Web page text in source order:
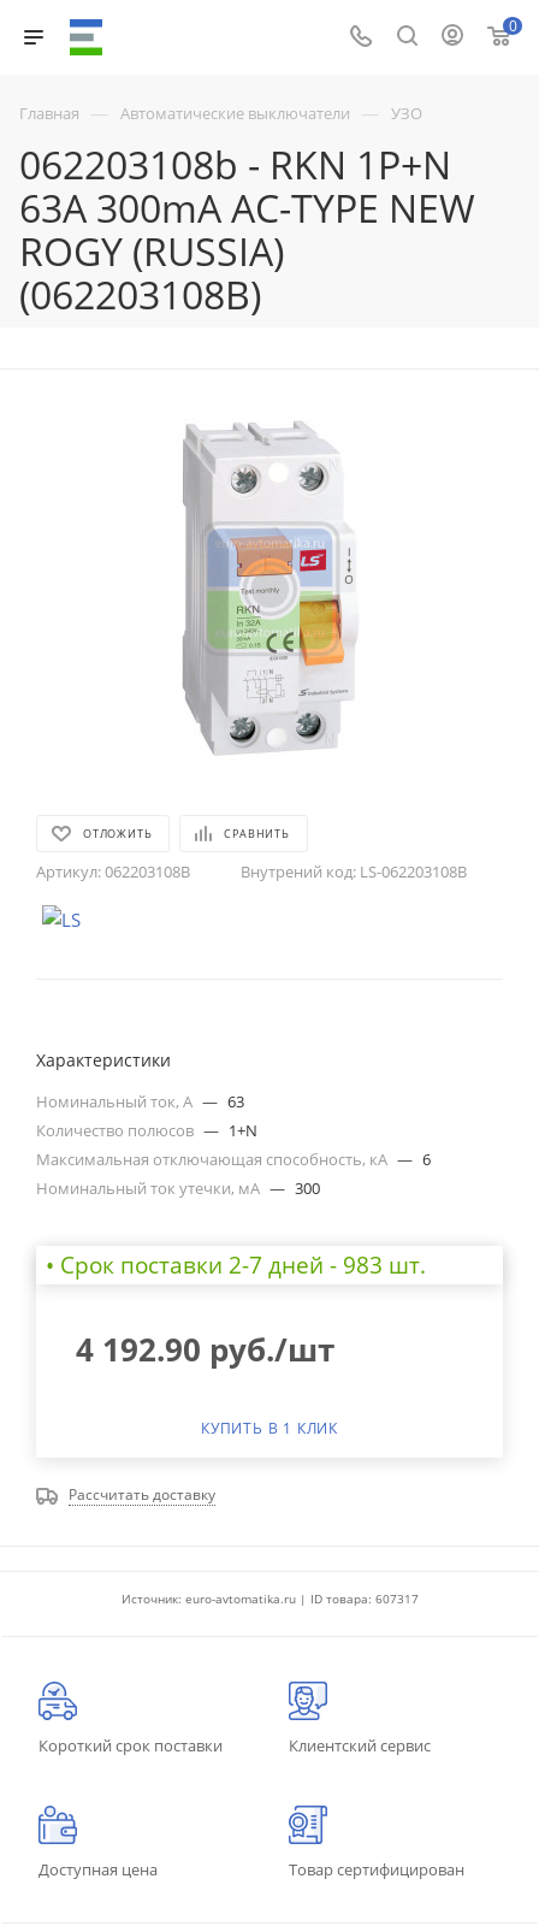
0
Главная — Автоматические выключатели — УЗО
062203108b - RKN 1P+N
63A 300mA AC-TYPE NEW
ROGY (RUSSIA)
(062203108B)
ОТЛОЖИТЬ СРАВНИТЬ
Артикул:062203108B Внутрений код: LS-062203108B
Характеристики
Номинальный ток, А — 63
Количество полюсов — 1+N
Максимальная отключающая способность, кА — 6
Номинальный ток утечки, мА — 300
• Cрок поставки 2-7 дней - 983 шт.
4 192.90 руб./шт
КУПИТЬ В 1 КЛИК
Рассчитать доставку
Источник: euro-avtomatika.ru | ID товара: 607317
Короткий срок поставки Клиентский сервис
Доступная цена Товар сертифицирован